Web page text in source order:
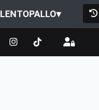
LENTOPALLO▾